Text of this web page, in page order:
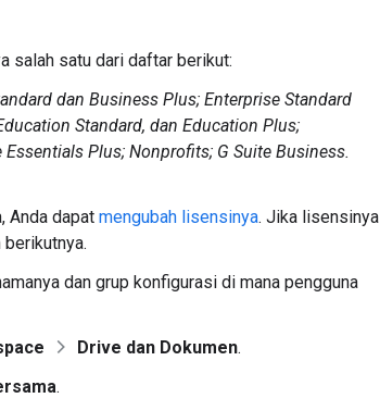
salah satu dari daftar berikut:
dan Business Plus; Enterprise Standard
Standard, dan Education Plus;
Plus; Nonprofits; G Suite Business.
Anda dapat mengubah lisensinya. Jika lisensinya
dan grup konfigurasi di mana pengguna
Drive dan Dokumen.
.